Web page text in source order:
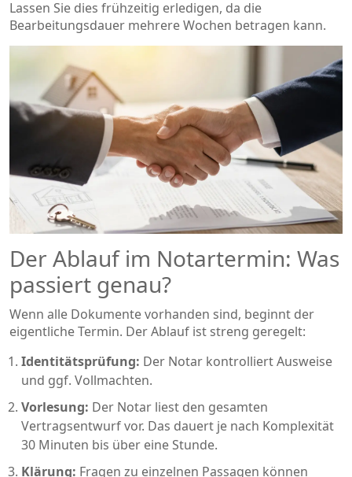
Lassen Sie dies frühzeitig erledigen, da die
Bearbeitungsdauer mehrere Wochen betragen kann.
Der Ablauf im Notartermin: Was
passiert genau?
Wenn alle Dokumente vorhanden sind, beginnt der
eigentliche Termin. Der Ablauf ist streng geregelt:
Identitätsprüfung: Der Notar kontrolliert Ausweise
und ggf. Vollmachten.
Vorlesung: Der Notar liest den gesamten
Vertragsentwurf vor. Das dauert je nach Komplexität
30 Minuten bis über eine Stunde.
Klärung: Fragen zu einzelnen Passagen können